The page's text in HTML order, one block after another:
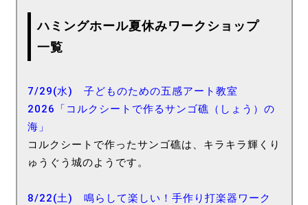
ハミングホール夏休みワークショップ
一覧
7/29(水) 子どものための五感アート教室
2026「コルクシートで作るサンゴ礁（しょう）の
海」
コルクシートで作ったサンゴ礁は、キラキラ輝くり
ゅうぐう城のようです。
8/22(土) 鳴らして楽しい！手作り打楽器ワーク